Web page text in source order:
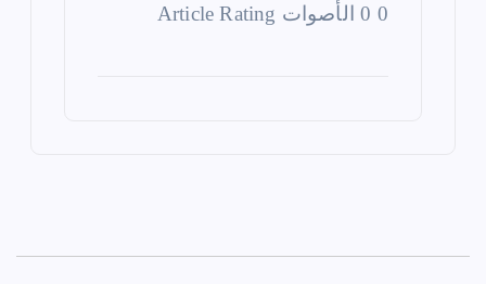
0 0 الأصوات Article Rating